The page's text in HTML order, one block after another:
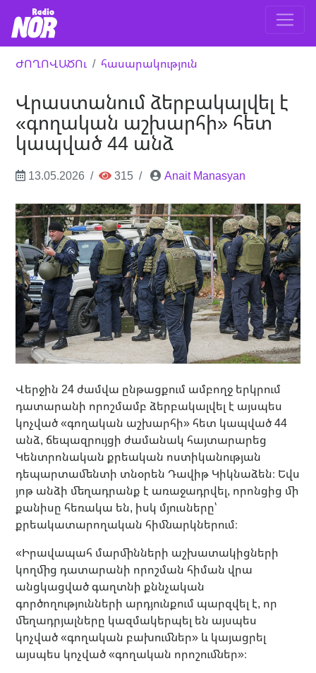
ԺՈՂՈՎԱԾՈւ հասարակություն
Վրաստանում ձերբակալվել է
«գողական աշխարհի» հետ
կապված 44 անձ
13.05.2026 315 Anait Manasyan
Վերջին 24 ժամվա ընթացքում ամբողջ երկրում
դատարանի որոշմամբ ձերբակալվել է այսպես
կոչված «գողական աշխարհի» հետ կապված 44
անձ, ճեպազրույցի ժամանակ հայտարարեց
Կենտրոնական քրեական ոստիկանության
դեպարտամենտի տնօրեն Դավիթ Կիկնաձեն։ Եվս
յոթ անձի մեղադրանք է առաջադրվել, որոնցից մի
քանիսը հեռակա են, իսկ մյուսները՝
քրեակատարողական հիմնարկներում։
«Իրավապահ մարմինների աշխատակիցների
կողմից դատարանի որոշման հիման վրա
անցկացված գաղտնի քննչական
գործողությունների արդյունքում պարզվել է, որ
մեղադրյալները կազմակերպել են այսպես
կոչված «գողական բախումներ» և կայացրել
այսպես կոչված «գողական որոշումներ»։